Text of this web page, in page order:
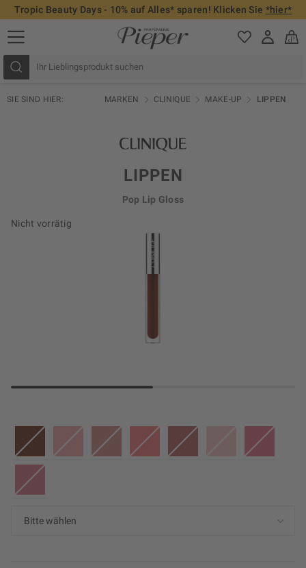
Tropic Beauty Days - 10% auf Alles* sparen! Klicken Sie *hier*
SIE SIND HIER: MARKEN CLINIQUE MAKE-UP LIPPEN
Nicht vorrätig
LIPPEN
Pop Lip Gloss